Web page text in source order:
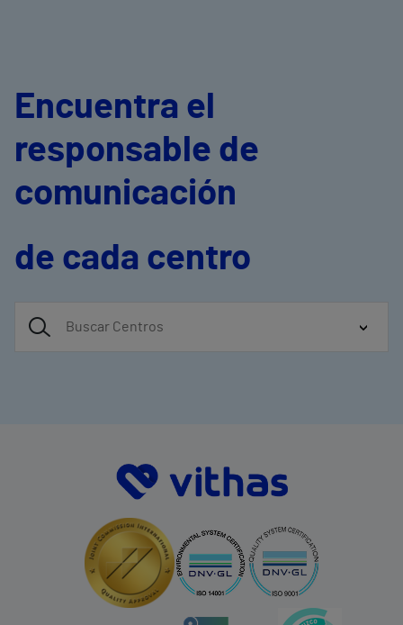
Encuentra el
responsable de
comunicación
de cada centro